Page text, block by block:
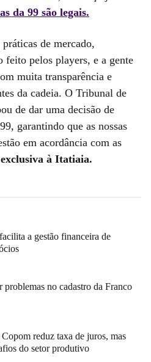
da 99 são legais.
de mercado,
feito pelos players, e a gente
muita transparência e
da cadeia. O Tribunal de
de dar uma decisão de
garantindo que as nossas
em acordância com as
exclusiva à Itatiaia.
a gestão financeira de
problemas no cadastro da Franco
reduz taxa de juros, mas
do setor produtivo